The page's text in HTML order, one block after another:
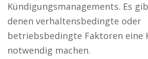
Kündigungsmanagements. Es
denen verhaltensbedingte oder
betriebsbedingte Faktoren eine
notwendig machen.